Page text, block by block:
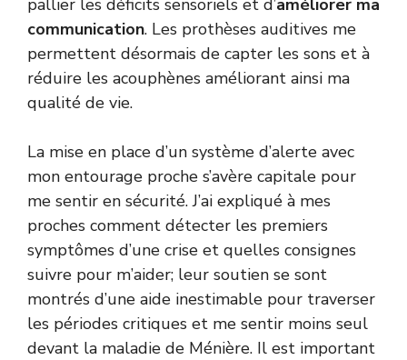
pallier les déficits sensoriels et d’améliorer ma
communication. Les prothèses auditives me
permettent désormais de capter les sons et à
réduire les acouphènes améliorant ainsi ma
qualité de vie.
La mise en place d’un système d’alerte avec
mon entourage proche s’avère capitale pour
me sentir en sécurité. J’ai expliqué à mes
proches comment détecter les premiers
symptômes d’une crise et quelles consignes
suivre pour m’aider; leur soutien se sont
montrés d’une aide inestimable pour traverser
les périodes critiques et me sentir moins seul
devant la maladie de Ménière. Il est important